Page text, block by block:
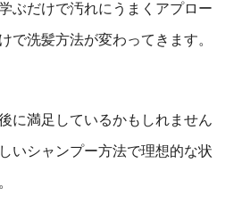
ぶだけで汚れにうまくアプロー
で洗髪方法が変わってきます。
に満足しているかもしれません
いシャンプー方法で理想的な状